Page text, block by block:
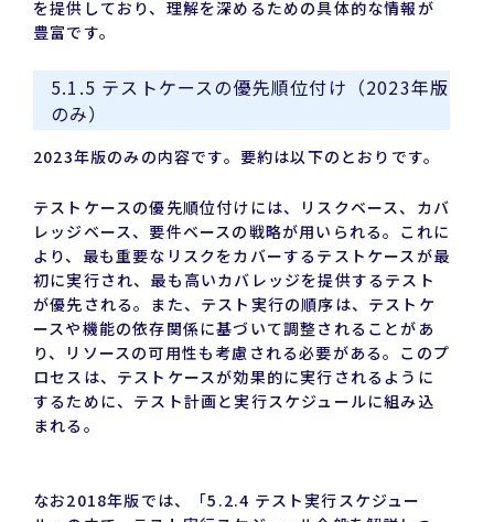
を提供しており、理解を深めるための具体的な情報が
豊富です。
5.1.5 テストケースの優先順位付け（2023年版
のみ）
2023年版のみの内容です。要約は以下のとおりです。
テストケースの優先順位付けには、リスクベース、カバ
レッジベース、要件ベースの戦略が用いられる。これに
より、最も重要なリスクをカバーするテストケースが最
初に実行され、最も高いカバレッジを提供するテスト
が優先される。また、テスト実行の順序は、テストケ
ースや機能の依存関係に基づいて調整されることがあ
り、リソースの可用性も考慮される必要がある。このプ
ロセスは、テストケースが効果的に実行されるように
するために、テスト計画と実行スケジュールに組み込
まれる。
なお2018年版では、「5.2.4 テスト実行スケジュー